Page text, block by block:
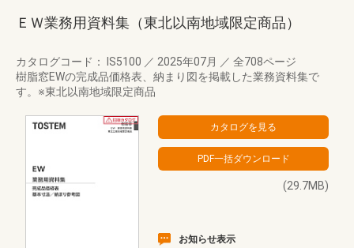
ＥＷ業務用資料集（東北以南地域限定商品）
カタログコード： IS5100 ／ 2025年07月 ／ 全708ページ
樹脂窓EWの完成品価格表、納まり図を掲載した業務資料集で
す。※東北以南地域限定商品
(29.7MB)
お知らせ表示